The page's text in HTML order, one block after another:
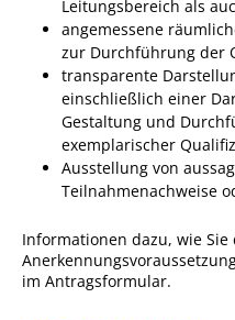
Leitungsbereich als
angemessene
zur Durchführung der
transparente
einschließlich einer
Gestaltung und
exemplarischer
Ausstellung von
Teilnahmenachweise
Informationen dazu, wie Sie
im Antragsformular.